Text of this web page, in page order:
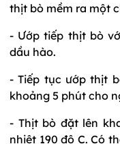
thịt bò mềm ra một
- Ướp tiếp thịt bò
dầu hào.
- Tiếp tục ướp thịt
khoảng 5 phút cho
- Thịt bò đặt lên
nhiệt 190 độ C. Có